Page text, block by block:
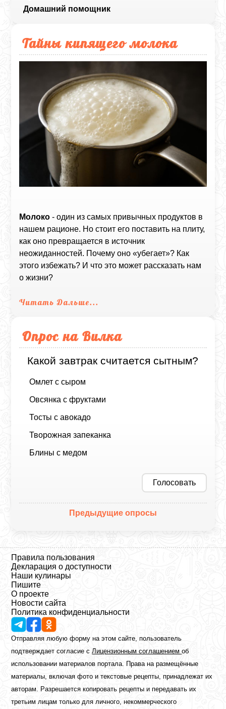
Домашний помощник
Тайны кипящего молока
Молоко - один из самых привычных продуктов в
нашем рационе. Но стоит его поставить на плиту,
как оно превращается в источник
неожиданностей. Почему оно «убегает»? Как
этого избежать? И что это может рассказать нам
о жизни?
Читать Дальше...
Опрос на Вилка
Какой завтрак считается сытным?
Омлет с сыром
Овсянка с фруктами
Тосты с авокадо
Творожная запеканка
Блины с медом
Голосовать
Предыдущие опросы
Правила пользования
Декларация о доступности
Наши кулинары
Пишите
О проекте
Новости сайта
Политика конфиденциальности
Отправляя любую форму на этом сайте, пользователь
подтверждает согласие сЛицензионным соглашениемоб
использовании материалов портала. Права на размещённые
материалы, включая фото и текстовые рецепты, принадлежат их
авторам. Разрешается копировать рецепты и передавать их
третьим лицам только для личного, некоммерческого